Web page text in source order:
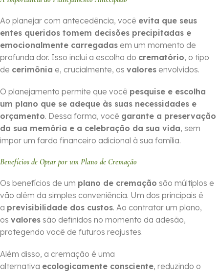
Ao planejar com antecedência, você evita que seus
entes queridos tomem decisões precipitadas e
emocionalmente carregadas em um momento de
profunda dor. Isso inclui a escolha do crematório, o tipo
de cerimônia e, crucialmente, os valores envolvidos.
O planejamento permite que você pesquise e escolha
um plano que se adeque às suas necessidades e
orçamento. Dessa forma, você garante a preservação
da sua memória e a celebração da sua vida, sem
impor um fardo financeiro adicional à sua família.
Benefícios de Optar por um Plano de Cremação
Os benefícios de um plano de cremação são múltiplos e
vão além da simples conveniência. Um dos principais é
a previsibilidade dos custos. Ao contratar um plano,
os valores são definidos no momento da adesão,
protegendo você de futuros reajustes.
Além disso, a cremação é uma
alternativa ecologicamente consciente, reduzindo o